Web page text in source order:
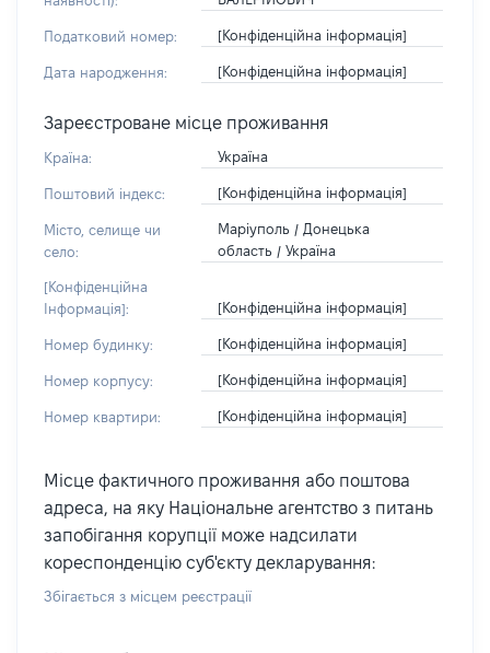
Податковий номер: [Конфіденційна інформація]
Дата народження: [Конфіденційна інформація]
Зареєстроване місце проживання
Країна: Україна
Поштовий індекс: [Конфіденційна інформація]
Місто, селище чи
село:
Маріуполь / Донецька
область / Україна
[Конфіденційна
Інформація]:
[Конфіденційна інформація]
Номер будинку: [Конфіденційна інформація]
Номер корпусу: [Конфіденційна інформація]
Номер квартири: [Конфіденційна інформація]
Місце фактичного проживання або поштова
адреса, на яку Національне агентство з питань
запобігання корупції може надсилати
кореспонденцію суб'єкту декларування:
Збігається з місцем реєстрації